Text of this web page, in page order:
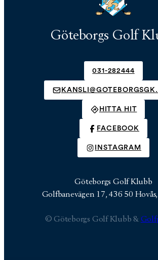
Göteborgs Golf
031-282444
HITTA HIT
FACEBOOK
INSTAGRAM
Göteborgs Golf Klubb
Golfbanevägen 17, 436 50
© Göteborgs Golf Klubb &